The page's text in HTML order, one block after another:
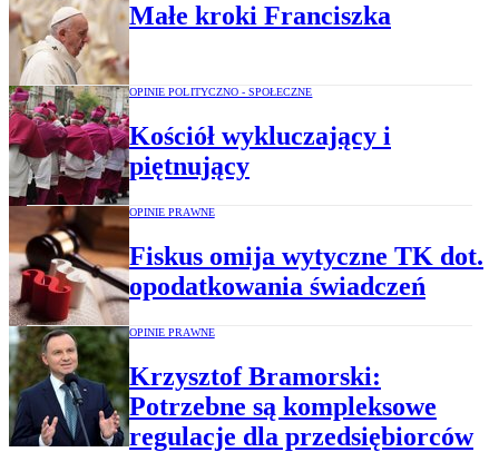
Małe kroki Franciszka
OPINIE POLITYCZNO - SPOŁECZNE
Kościół wykluczający i
piętnujący
OPINIE PRAWNE
Fiskus omija wytyczne TK dot.
opodatkowania świadczeń
OPINIE PRAWNE
Krzysztof Bramorski:
Potrzebne są kompleksowe
regulacje dla przedsiębiorców